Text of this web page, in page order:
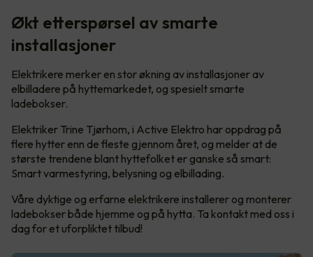
Økt etterspørsel av smarte
installasjoner
Elektrikere merker en stor økning av installasjoner av
elbilladere på hyttemarkedet, og spesielt smarte
ladebokser.
Elektriker Trine Tjørhom, i Active Elektro har oppdrag på
flere hytter enn de fleste gjennom året, og melder at de
største trendene blant hyttefolket er ganske så smart:
Smart varmestyring, belysning og elbillading.
Våre dyktige og erfarne elektrikere installerer og monterer
ladebokser både hjemme og på hytta. Ta kontakt med oss i
dag for et uforpliktet tilbud!